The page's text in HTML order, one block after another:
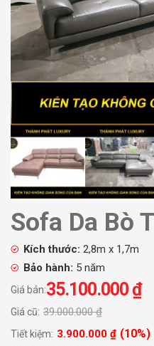
Sofa Da Bò
Kích thước: 2,8m x 1,7m
Bảo hành: 5 năm
Giá bán:35.100.000₫
Giá cũ: 39.000.000₫
Tiết kiệm: 3.900.000 ₫ (10%)